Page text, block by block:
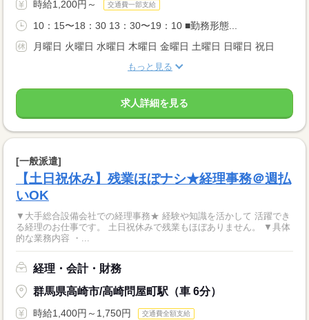
時給1,200円～ 交通費一部支給
10：15〜18：30 13：30〜19：10 ■勤務形態...
月曜日 火曜日 水曜日 木曜日 金曜日 土曜日 日曜日 祝日
もっと見る
求人詳細を見る
[一般派遣]
【土日祝休み】残業ほぼナシ★経理事務＠週払
いOK
▼大手総合設備会社での経理事務★ 経験や知識を活かして 活躍でき
る経理のお仕事です。 土日祝休みで残業もほぼありません。 ▼具体
的な業務内容 ・...
経理・会計・財務
群馬県高崎市/高崎問屋町駅（車 6分）
時給1,400円～1,750円 交通費全額支給